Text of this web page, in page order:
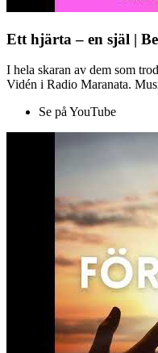
Ett hjärta – en själ |
I hela skaran av dem som
Vidén i Radio Maranata.
Se på YouTube